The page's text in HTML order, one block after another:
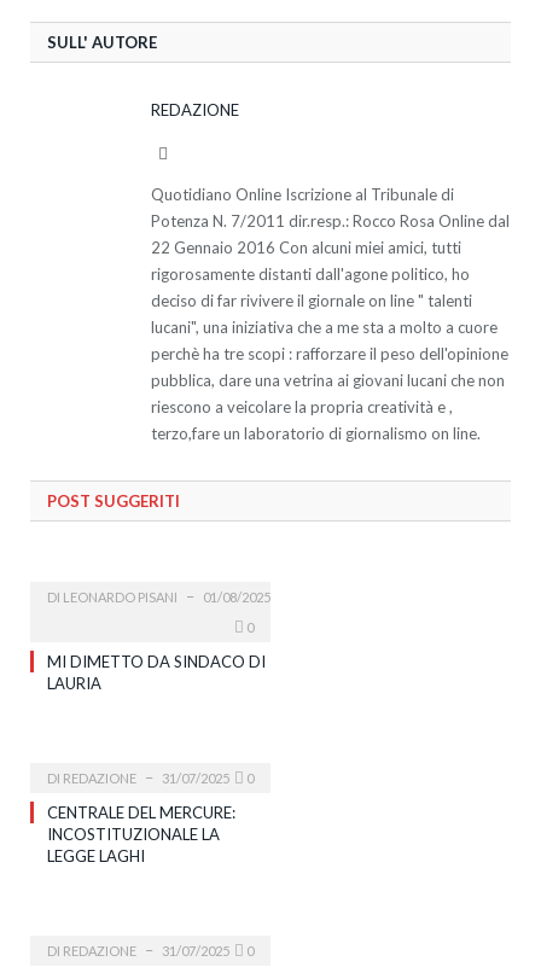
SULL' AUTORE
REDAZIONE
Quotidiano Online Iscrizione al Tribunale di
Potenza N. 7/2011 dir.resp.: Rocco Rosa Online dal
22 Gennaio 2016 Con alcuni miei amici, tutti
rigorosamente distanti dall'agone politico, ho
deciso di far rivivere il giornale on line " talenti
lucani", una iniziativa che a me sta a molto a cuore
perchè ha tre scopi : rafforzare il peso dell'opinione
pubblica, dare una vetrina ai giovani lucani che non
riescono a veicolare la propria creatività e ,
terzo,fare un laboratorio di giornalismo on line.
POST SUGGERITI
DI LEONARDO PISANI
01/08/2025
0
MI DIMETTO DA SINDACO DI
LAURIA
DI REDAZIONE 31/07/2025 0
CENTRALE DEL MERCURE:
INCOSTITUZIONALE LA
LEGGE LAGHI
DI REDAZIONE 31/07/2025 0